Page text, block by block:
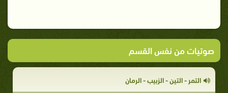
صوتيات من نفس القسم
التمر - التين - الزبيب - الرمان